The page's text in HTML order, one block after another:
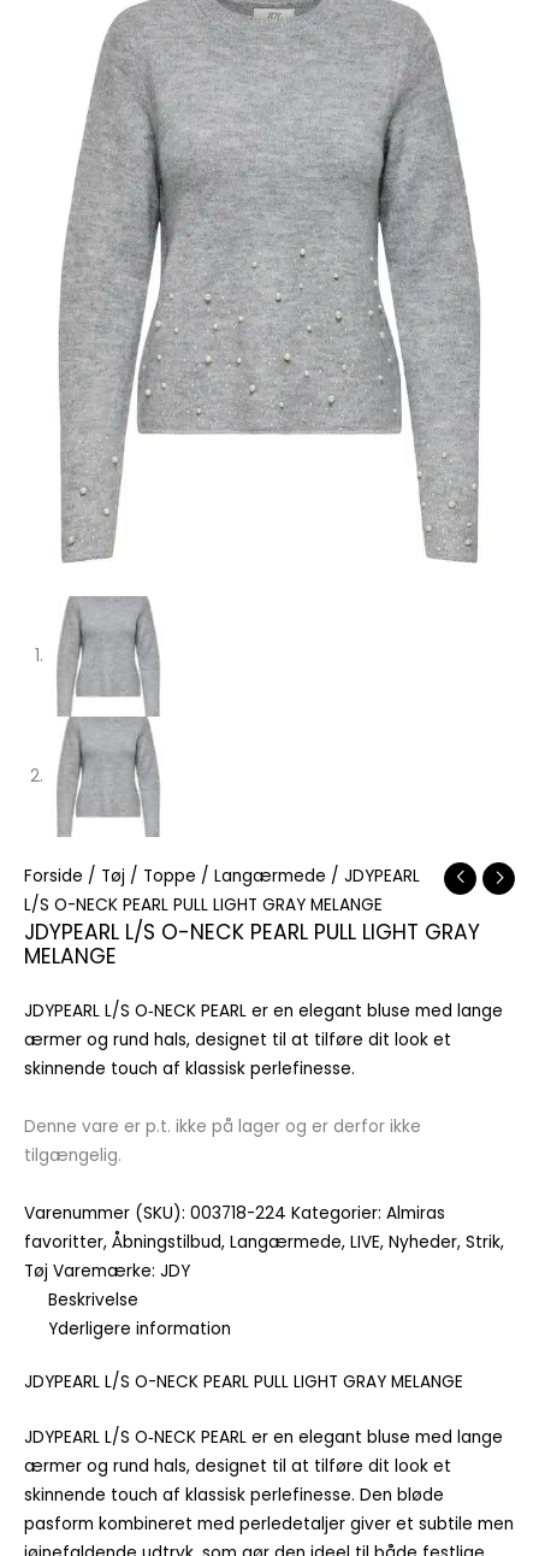
Forside / Tøj / Toppe / Langærmede / JDYPEARL
L/S O-NECK PEARL PULL LIGHT GRAY MELANGE
JDYPEARL L/S O-NECK PEARL PULL LIGHT GRAY
MELANGE
JDYPEARL L/S O‑NECK PEARL er en elegant bluse med lange
ærmer og rund hals, designet til at tilføre dit look et
skinnende touch af klassisk perlefinesse.
Denne vare er p.t. ikke på lager og er derfor ikke
tilgængelig.
Varenummer (SKU): 003718-224 Kategorier: Almiras
favoritter, Åbningstilbud, Langærmede, LIVE, Nyheder, Strik,
Tøj Varemærke: JDY
Beskrivelse
Yderligere information
JDYPEARL L/S O-NECK PEARL PULL LIGHT GRAY MELANGE
JDYPEARL L/S O‑NECK PEARL er en elegant bluse med lange
ærmer og rund hals, designet til at tilføre dit look et
skinnende touch af klassisk perlefinesse. Den bløde
pasform kombineret med perledetaljer giver et subtile men